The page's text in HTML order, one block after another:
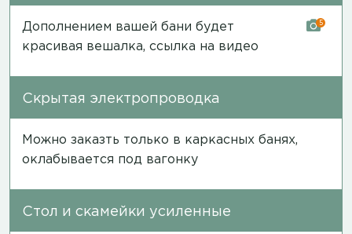
Дополнением вашей бани будет
красивая вешалка, ссылка на видео
5
Скрытая электропроводка
Можно заказть только в каркасных банях,
оклабывается под вагонку
Стол и скамейки усиленные